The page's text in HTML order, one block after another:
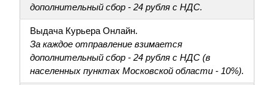
дополнительный сбор - 24 рубля с НДС.
Выдача Курьера Онлайн.
За каждое отправление взимается
дополнительный сбор - 24 рубля с НДС (в
населенных пунктах Московской области - 10%).